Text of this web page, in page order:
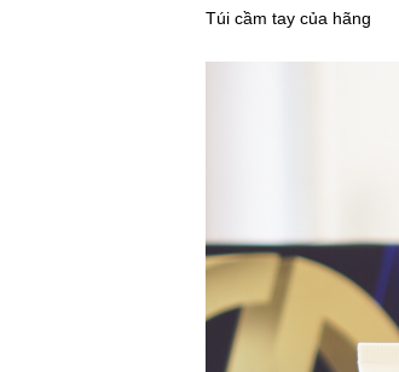
Túi cầm tay của hãng